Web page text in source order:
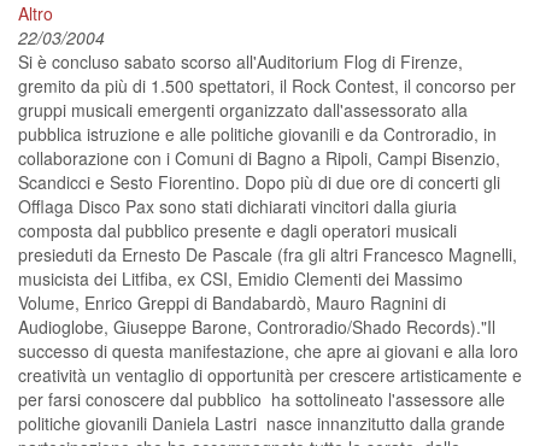
Altro
22/03/2004
Si è concluso sabato scorso all'Auditorium Flog di Firenze,
gremito da più di 1.500 spettatori, il Rock Contest, il concorso per
gruppi musicali emergenti organizzato dall'assessorato alla
pubblica istruzione e alle politiche giovanili e da Controradio, in
collaborazione con i Comuni di Bagno a Ripoli, Campi Bisenzio,
Scandicci e Sesto Fiorentino. Dopo più di due ore di concerti gli
Offlaga Disco Pax sono stati dichiarati vincitori dalla giuria
composta dal pubblico presente e dagli operatori musicali
presieduti da Ernesto De Pascale (fra gli altri Francesco Magnelli,
musicista dei Litfiba, ex CSI, Emidio Clementi dei Massimo
Volume, Enrico Greppi di Bandabardò, Mauro Ragnini di
Audioglobe, Giuseppe Barone, Controradio/Shado Records)."Il
successo di questa manifestazione, che apre ai giovani e alla loro
creatività un ventaglio di opportunità per crescere artisticamente e
per farsi conoscere dal pubblico  ha sottolineato l'assessore alle
politiche giovanili Daniela Lastri  nasce innanzitutto dalla grande